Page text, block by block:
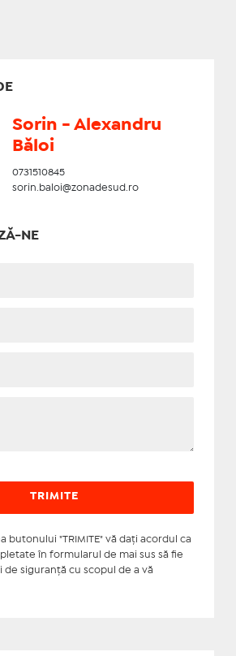
Sorin - Alexandru
Băloi
0731510845
sorin.baloi@zonadesud.ro
NE
butonului "TRIMITE" vă daţi acordul ca
în formularul de mai sus să fie
siguranţă cu scopul de a vă